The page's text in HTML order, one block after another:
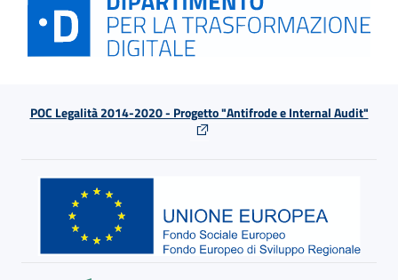
POC Legalità 2014-2020 - Progetto "Antifrode e Internal Audit"